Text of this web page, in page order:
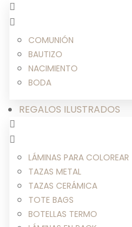
COMUNIÓN
BAUTIZO
NACIMIENTO
BODA
REGALOS ILUSTRADOS
LÁMINAS PARA COLOREAR
TAZAS METAL
TAZAS CERÁMICA
TOTE BAGS
BOTELLAS TERMO